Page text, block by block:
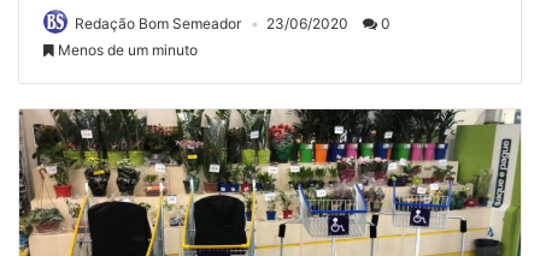
Redação Bom Semeador 23/06/2020
0
Menos de um minuto